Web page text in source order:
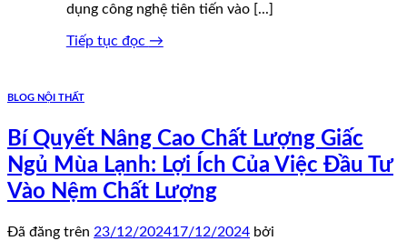
dụng công nghệ tiên tiến vào [...]
Tiếp tục đọc →
BLOG NỘI THẤT
Bí Quyết Nâng Cao Chất Lượng Giấc
Ngủ Mùa Lạnh: Lợi Ích Của Việc Đầu Tư
Vào Nệm Chất Lượng
Đã đăng trên 23/12/202417/12/2024 bởi